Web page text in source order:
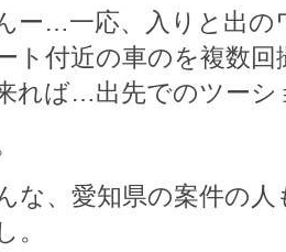
んー…一応、入りと出
ト付近の車のを複数
れば…出先でのツー
な、愛知県の案件の
。